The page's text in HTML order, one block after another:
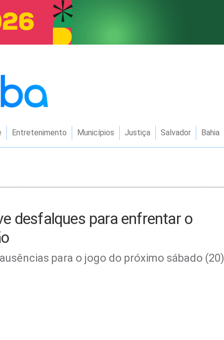
Entretenimento Municípios Justiça Salvador Bahia
desfalques para enfrentar o
para o jogo do próximo sábado (20)